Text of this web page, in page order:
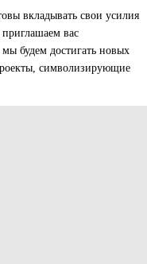
вкладывать свои усилия
вас
будем достигать новых
символизирующие